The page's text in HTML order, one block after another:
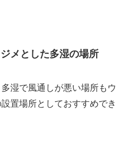
メとした多湿の場所
湿で風通しが悪い場所もウ
置場所としておすすめでき